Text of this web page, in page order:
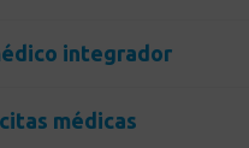
integrador
médicas